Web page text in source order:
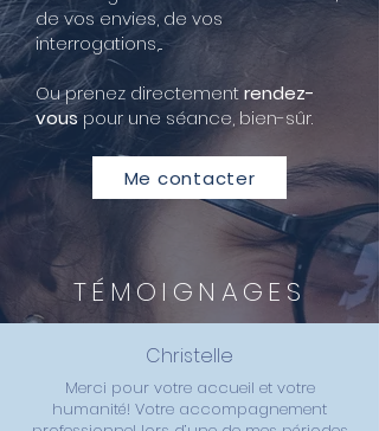
de vos envies, de vos
interrogations,...
Ou prenez directementrendez-
vouspour une séance, bien-sûr.
Me contacter
TÉMOIGNAGES
Christelle
Merci pour votre accueil et votre
humanité! Votre accompagnement